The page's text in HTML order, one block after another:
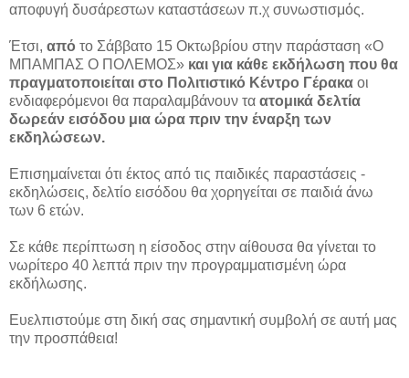
αποφυγή δυσάρεστων καταστάσεων π.χ συνωστισμός.
Έτσι, από το Σάββατο 15 Οκτωβρίου στην παράσταση «Ο
ΜΠΑΜΠΑΣ Ο ΠΟΛΕΜΟΣ» και για κάθε εκδήλωση που θα
πραγματοποιείται στο Πολιτιστικό Κέντρο Γέρακα οι
ενδιαφερόμενοι θα παραλαμβάνουν τα ατομικά δελτία
δωρεάν εισόδου μια ώρα πριν την έναρξη των
εκδηλώσεων.
Επισημαίνεται ότι έκτος από τις παιδικές παραστάσεις -
εκδηλώσεις, δελτίο εισόδου θα χορηγείται σε παιδιά άνω
των 6 ετών.
Σε κάθε περίπτωση η είσοδος στην αίθουσα θα γίνεται το
νωρίτερο 40 λεπτά πριν την προγραμματισμένη ώρα
εκδήλωσης.
Ευελπιστούμε στη δική σας σημαντική συμβολή σε αυτή μας
την προσπάθεια!